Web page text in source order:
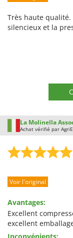
Qualité / Prix
Très haute
silencieux et la
Achat vérifié par
Prestations
Qualité / Prix
Facilité de montage
Voir l'original
Avantages:
Excellent
excellent